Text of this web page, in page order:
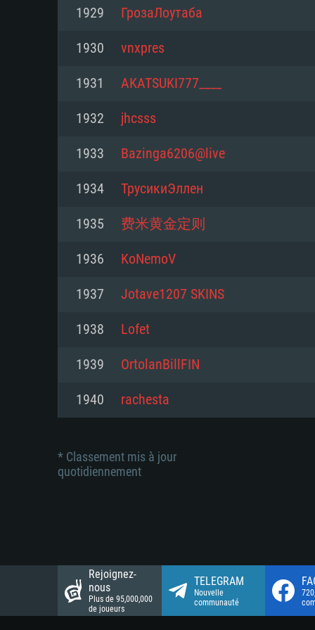
Minimum
Carte graphique supportant
Radeon 77XX / NVIDIA
résolution minimale supportée
Disque dur: 23.1 Go (client
Minimum
processeurs Intel Xeon ne sont
Mémoire: 6 GB
Carte graphique: Intel Iris Pro
analogue AMD/Nvidia. La
Disque dur: 62,2 Go (client
Minimum
modernes
Processeur: Dual-Core 2.4 GHz
Mémoire: 4 GB
Carte graphique: NVIDIA 660
drivers (moins de 6 mois) / de
de 720p)
Connection: Connexion
Disque dur: 62,2 Go (client
1929 ГрозаЛоутаба
1930 vnxpres
1931 AKATSUKI777____
1932 jhcsss
1933 Bazinga6206@live
1934 ТрусикиЭллен
1935 费米黄金定则
1936 KoNemoV
1937 Jotave1207 SKINS
1938 Lofet
1939 OrtolanBillFIN
1940 rachesta
* Classement mis à jour
quotidiennement
Rejoignez-
nous
Plus de 95,000,000
de joueurs
TELEGRAM
Nouvelle
communauté